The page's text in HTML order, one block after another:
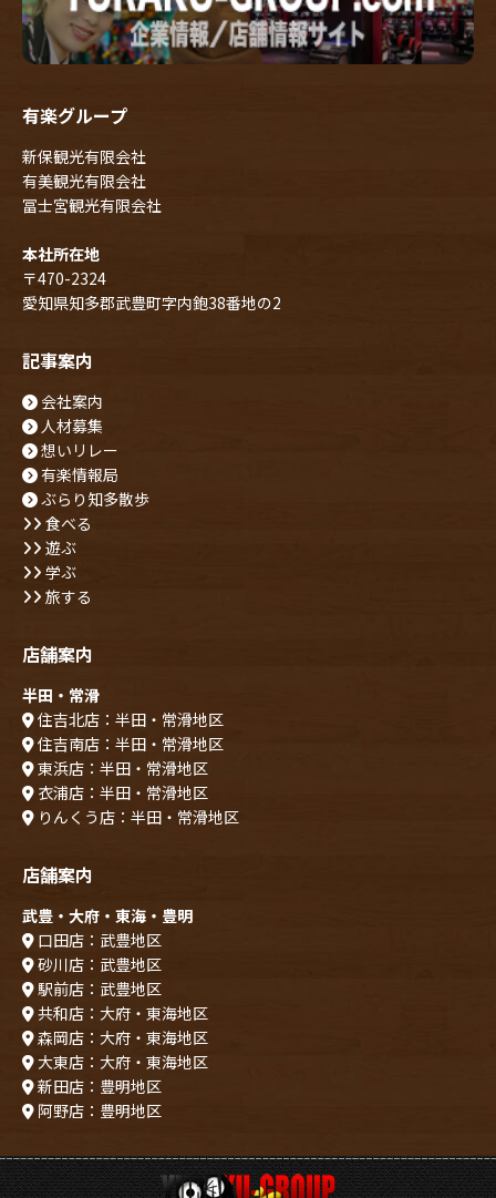
有楽グループ
新保観光有限会社
有美観光有限会社
冨士宮観光有限会社
本社所在地
〒470-2324
愛知県知多郡武豊町字内鉋38番地の2
記事案内
会社案内
人材募集
想いリレー
有楽情報局
ぶらり知多散歩
食べる
遊ぶ
学ぶ
旅する
店舗案内
半田・常滑
住吉北店：半田・常滑地区
住吉南店：半田・常滑地区
東浜店：半田・常滑地区
衣浦店：半田・常滑地区
りんくう店：半田・常滑地区
店舗案内
武豊・大府・東海・豊明
口田店：武豊地区
砂川店：武豊地区
駅前店：武豊地区
共和店：大府・東海地区
森岡店：大府・東海地区
大東店：大府・東海地区
新田店：豊明地区
阿野店：豊明地区